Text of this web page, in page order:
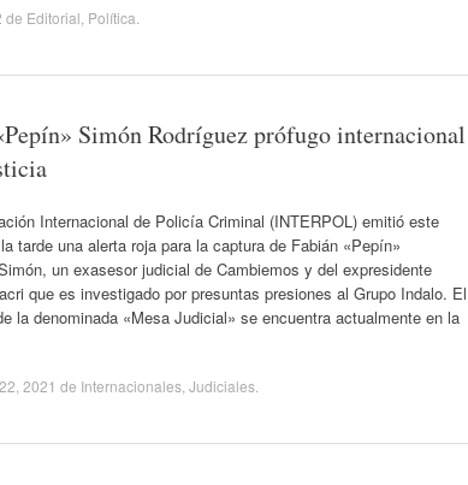
de Editorial Política
Simón Rodríguez prófugo internacional
Internacional de Policía Criminal (INTERPOL) emitió este
tarde una alerta roja para la captura de Fabián «Pepín»
un exasesor judicial de Cambiemos y del expresidente
que es investigado por presuntas presiones al Grupo Indalo. El
la denominada «Mesa Judicial» se encuentra actualmente en la
2021 de Internacionales Judiciales